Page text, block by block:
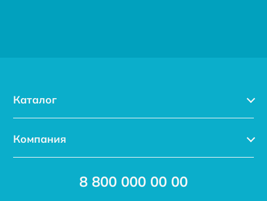
Каталог
Каталог
Услуги
Компания
Доставка
8 800 000 00 00